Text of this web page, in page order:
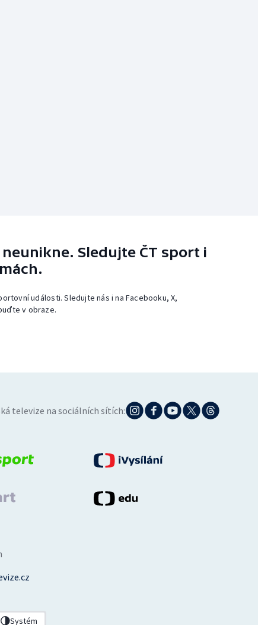
Sledujte ČT sport i
události. Sledujte nás i na Facebooku, X,
v obraze.
televize na sociálních sítích:
Systém